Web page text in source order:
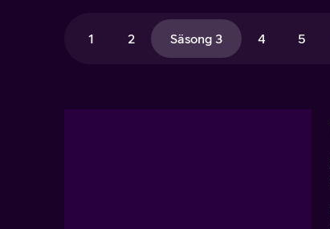
1 2 Säsong 3 4 5